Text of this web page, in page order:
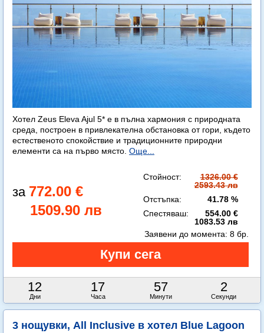
Хотел Zeus Eleva Ajul 5* е в пълна хармония с природната
среда, построен в привлекателна обстановка от гори, където
естественото спокойствие и традиционните природни
елементи са на първо място. Още...
772.00 €
1509.90 лв
Стойност:
1326.00 €
2593.43 лв
Отстъпка:
41.78 %
Спестяваш:
554.00 €
1083.53 лв
12
Дни
17
Часа
57
Минути
1
Секунда
Заявени до момента: 8 бр.
3 нощувки, All Inclusive в хотел Blue Lagoon